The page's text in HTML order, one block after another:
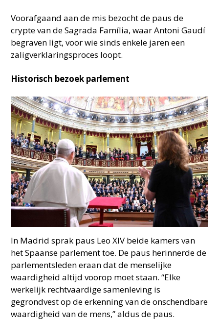
Voorafgaand aan de mis bezocht de paus de
crypte van de Sagrada Família, waar Antoni Gaudí
begraven ligt, voor wie sinds enkele jaren een
zaligverklaringsproces loopt.
Historisch bezoek parlement
In Madrid sprak paus Leo XIV beide kamers van
het Spaanse parlement toe. De paus herinnerde de
parlementsleden eraan dat de menselijke
waardigheid altijd voorop moet staan. “Elke
werkelijk rechtvaardige samenleving is
gegrondvest op de erkenning van de onschendbare
waardigheid van de mens,” aldus de paus.